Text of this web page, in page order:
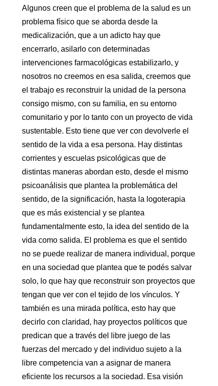
Algunos creen que el problema de la salud es un
problema físico que se aborda desde la
medicalización, que a un adicto hay que
encerrarlo, asilarlo con determinadas
intervenciones farmacológicas estabilizarlo, y
nosotros no creemos en esa salida, creemos que
el trabajo es reconstruir la unidad de la persona
consigo mismo, con su familia, en su entorno
comunitario y por lo tanto con un proyecto de vida
sustentable. Esto tiene que ver con devolverle el
sentido de la vida a esa persona. Hay distintas
corrientes y escuelas psicológicas que de
distintas maneras abordan esto, desde el mismo
psicoanálisis que plantea la problemática del
sentido, de la significación, hasta la logoterapia
que es más existencial y se plantea
fundamentalmente esto, la idea del sentido de la
vida como salida. El problema es que el sentido
no se puede realizar de manera individual, porque
en una sociedad que plantea que te podés salvar
solo, lo que hay que reconstruir son proyectos que
tengan que ver con el tejido de los vínculos. Y
también es una mirada política, esto hay que
decirlo con claridad, hay proyectos políticos que
predican que a través del libre juego de las
fuerzas del mercado y del individuo sujeto a la
libre competencia van a asignar de manera
eficiente los recursos a la sociedad. Esa visión